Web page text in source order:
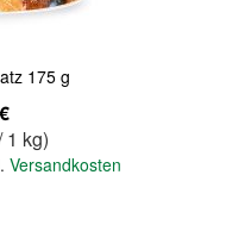
175 g
1 kg)
Versandkosten